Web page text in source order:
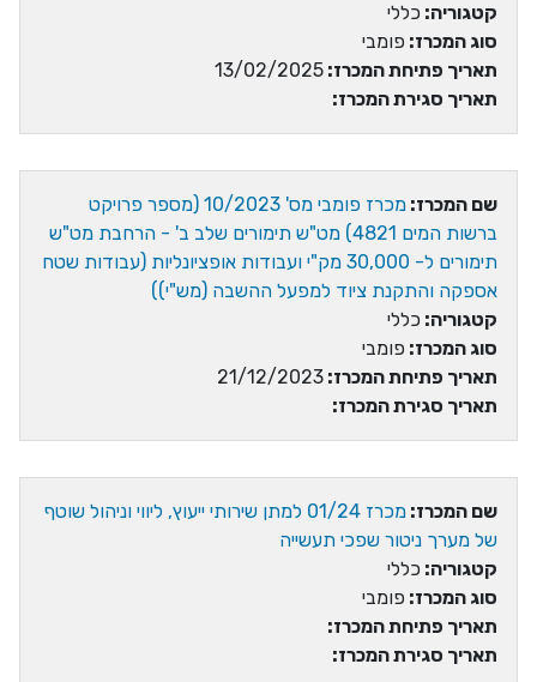
קטגוריה: כללי
סוג המכרז: פומבי
תאריך פתיחת המכרז: 13/02/2025
תאריך סגירת המכרז:
שם המכרז:
מכרז פומבי מס' 10/2023 (מספר פרויקט
ברשות המים 4821) מט"ש תימורים שלב ב' - הרחבת מט"ש
תימורים ל- 30,000 מק"י ועבודות אופציונליות (עבודות שטח
אספקה והתקנת ציוד למפעל ההשבה (מש"י))
קטגוריה: כללי
סוג המכרז: פומבי
תאריך פתיחת המכרז: 21/12/2023
תאריך סגירת המכרז:
שם המכרז:
מכרז 01/24 למתן שירותי ייעוץ, ליווי וניהול שוטף
של מערך ניטור שפכי תעשייה
קטגוריה: כללי
סוג המכרז: פומבי
תאריך פתיחת המכרז:
תאריך סגירת המכרז: